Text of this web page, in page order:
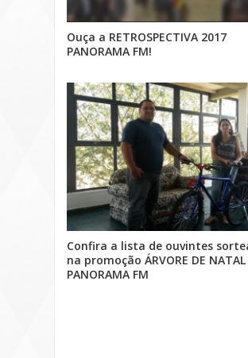
Ouça a RETROSPECTIVA 2017
PANORAMA FM!
Confira a lista de ouvintes
na promoção ÁRVORE DE NATAL
PANORAMA FM